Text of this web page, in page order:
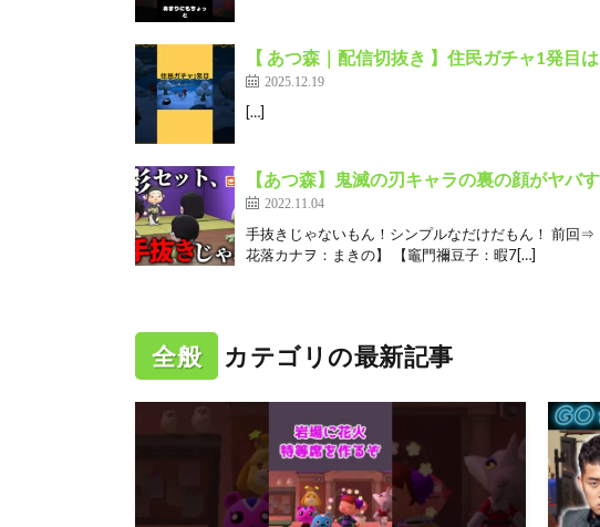
【 あつ森｜配信切抜き 】住民ガチャ1発目
2025.12.19
[…]
【あつ森】鬼滅の刃キャラの裏の顔がヤバ
2022.11.04
手抜きじゃないもん！シンプルなだけだもん！ 前回⇒
花落カナヲ：まきの】 【竈門禰豆子：暇7[…]
全般 カテゴリの最新記事